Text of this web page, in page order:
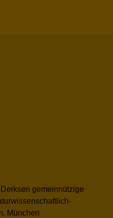
gemeinnützige
München